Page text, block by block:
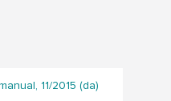
11/2015 (da)